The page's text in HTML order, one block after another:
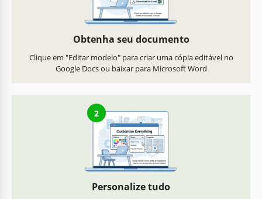
Obtenha seu documento
Clique em "Editar modelo" para criar uma cópia editável no
Google Docs ou baixar para Microsoft Word
2
Personalize tudo